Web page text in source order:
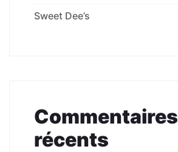
Sweet Dee’s
Commentaires
récents